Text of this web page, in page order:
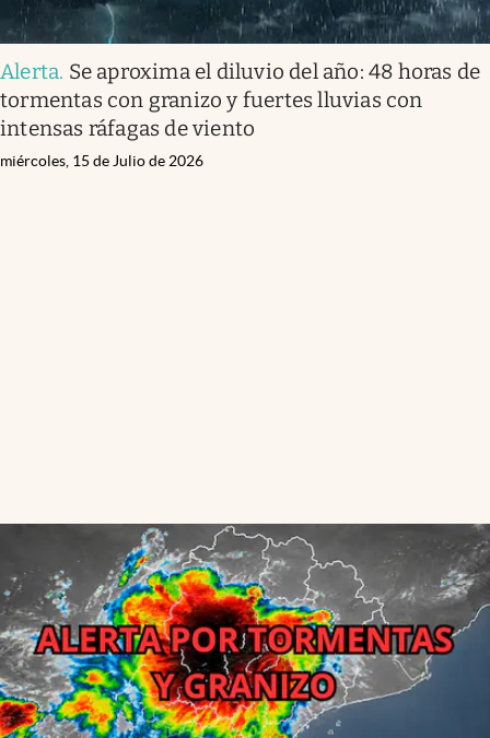
Alerta. Se aproxima el diluvio del año: 48 horas de
tormentas con granizo y fuertes lluvias con
intensas ráfagas de viento
miércoles, 15 de Julio de 2026